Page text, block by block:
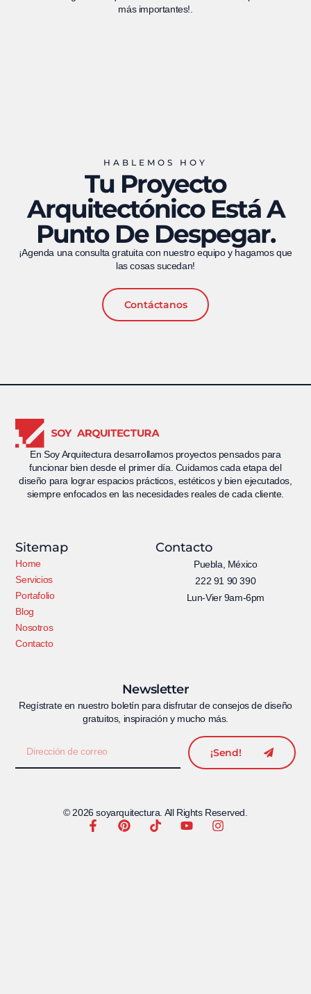
más importantes!.
HABLEMOS HOY
Tu Proyecto
Arquitectónico Está A
Punto De Despegar.
¡Agenda una consulta gratuita con nuestro equipo y hagamos que
las cosas sucedan!
Contáctanos
En Soy Arquitectura desarrollamos proyectos pensados para
funcionar bien desde el primer día. Cuidamos cada etapa del
diseño para lograr espacios prácticos, estéticos y bien ejecutados,
siempre enfocados en las necesidades reales de cada cliente.
Sitemap
Home
Servicios
Portafolio
Blog
Nosotros
Contacto
Contacto
Puebla, México
222 91 90 390
Lun-Vier 9am-6pm
Newsletter
Regístrate en nuestro boletín para disfrutar de consejos de diseño
gratuitos, inspiración y mucho más.
¡Send!
© 2026 soyarquitectura. All Rights Reserved.